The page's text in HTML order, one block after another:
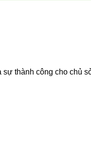
sự thành công cho chủ